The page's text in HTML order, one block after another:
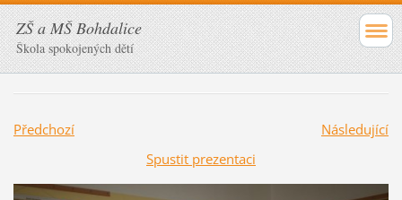
ZŠ a MŠ Bohdalice
Škola spokojených dětí
Předchozí
Následující
Spustit prezentaci